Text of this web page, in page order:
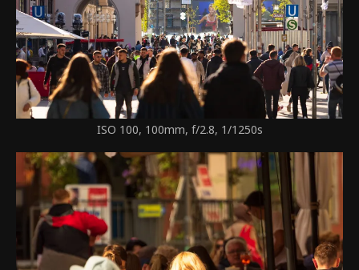
ISO 100, 100mm, f/2.8, 1/1250s